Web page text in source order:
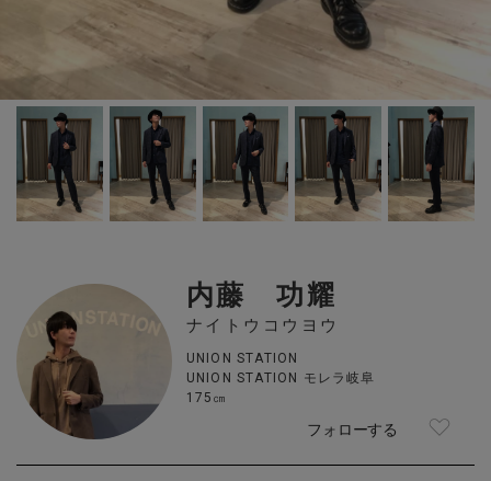
内藤 功耀
ナイトウコウヨウ
UNION STATION
UNION STATION モレラ岐阜
175㎝
フォローする